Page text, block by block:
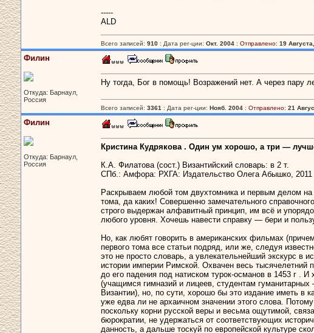
-----
ALD
Всего записей: 910 : Дата рег-ции: Окт. 2004 : Отправлено: 19
Филин
Откуда: Барнаул,
Россия
Ну тогда, Бог в помощь! Возражений нет. А через пару
Всего записей: 3361 : Дата рег-ции: Нояб. 2004 : Отправлено: 21
Филин
Откуда: Барнаул,
Россия
Кристина Кудрякова . Один ум хорошо, а три —
К.А. Филатова (сост.) Византийский словарь: в 2 т.
СПб.: Амфора: РХГА: Издательство Олега Абышко, 2011
Раскрываем любой том двухтомника и первым делом на
тома, да каких! Совершенно замечательного
строго выдержан алфавитный принцип, им всё и
любого уровня. Хочешь навести справку — бери и
Но, как любят говорить в американских фильмах
первого тома все статьи подряд, или же, следуя
это не просто словарь, а увлекательнейший экскурс в
истории империи Римской. Охвачен весь тысячелетний
до его падения под натиском турок-османов в 1453 г .
(учащимся гимназий и лицеев, студентам
Византии), но, по сути, хорошо бы это издание иметь в
уже едва ли не архаичном значении этого слова.
поскольку корни русской веры и весьма ощутимой,
бюрократии, не удержаться от соответствующих
данность, а дальше тоскуй по европейской культуре